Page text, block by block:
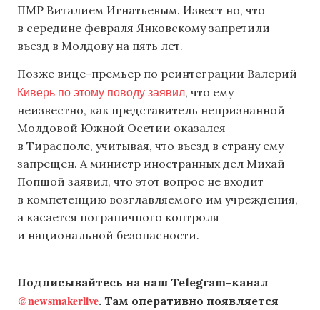
ПМР Виталием Игнатьевым. Извест но, что
в середине февраля Янковскому запретили
въезд в Молдову на пять лет.
Позже вице-премьер по реинтеграции Валерий
Киверь по этому поводу заявил, что ему
неизвестно, как представитель непризнанной
Молдовой Южной Осетии оказался
в Тирасполе, учитывая, что въезд в страну ему
запрещен. А министр иностранных дел Михай
Попшой заявил, что этот вопрос не входит
в компетенцию возглавляемого им учреждения,
а касается пограничного контроля
и национальной безопасности.
Подписывайтесь на наш Telegram-канал
@newsmakerlive. Там оперативно появляется